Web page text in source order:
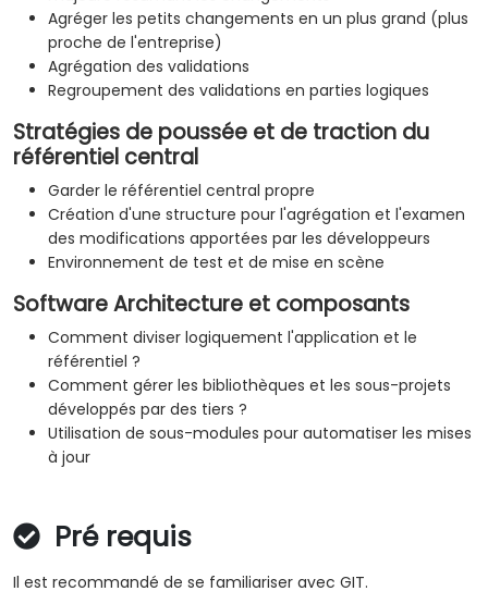
Agréger les petits changements en un plus grand (plus
proche de l'entreprise)
Agrégation des validations
Regroupement des validations en parties logiques
Stratégies de poussée et de traction du
référentiel central
Garder le référentiel central propre
Création d'une structure pour l'agrégation et l'examen
des modifications apportées par les développeurs
Environnement de test et de mise en scène
Software Architecture et composants
Comment diviser logiquement l'application et le
référentiel ?
Comment gérer les bibliothèques et les sous-projets
développés par des tiers ?
Utilisation de sous-modules pour automatiser les mises
à jour
Pré requis
Il est recommandé de se familiariser avec GIT.